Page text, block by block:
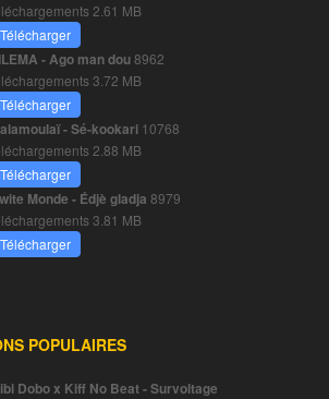
2.61 MB
Télécharger
- Ago man dou8962
3.72 MB
Télécharger
- Sé-kookari 10768
2.88 MB
Télécharger
Monde - Édjè gladja 8979
3.81 MB
Télécharger
POPULAIRES
Dobo x Kiff No Beat - Survoltage